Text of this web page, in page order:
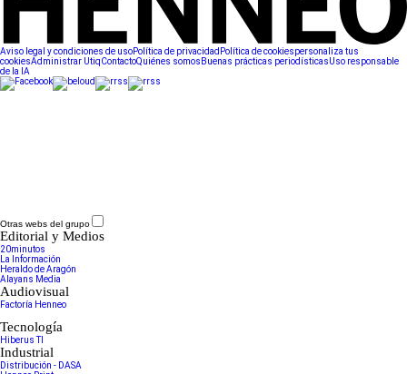
Aviso legal y condiciones de usoPolítica de privacidad Política de cookiespersonaliza tus
cookiesAdministrar UtiqContactoQuiénes somos Buenas prácticas periodísticasUso responsable
de la IA
Otras webs del grupo
Editorial y Medios
20minutos
La Información
Heraldo de Aragón
Alayans Media
Audiovisual
Factoría Henneo
Tecnología
Hiberus TI
Industrial
Distribución - DASA